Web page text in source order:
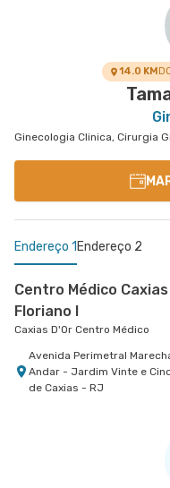
14.0 KM
Endereço 1 Endereço 2
Centro Médico
Floriano I
Caxias D'Or Centro Médico
Avenida Perimetral
Andar - Jardim Vinte e
de Caxias - RJ
Avenida Embaixador
Barra da Tijuca, Rio de